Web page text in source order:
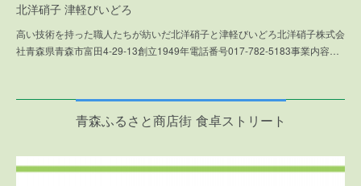
北洋硝子 津軽びいどろ
高い技術を持った職人たちが紡いだ北洋硝子と津軽びいどろ北洋硝子株式会
社青森県青森市富田4-29-13創立1949年電話番号017-782-5183事業内容…
青森ふるさと商店街 食卓ストリート